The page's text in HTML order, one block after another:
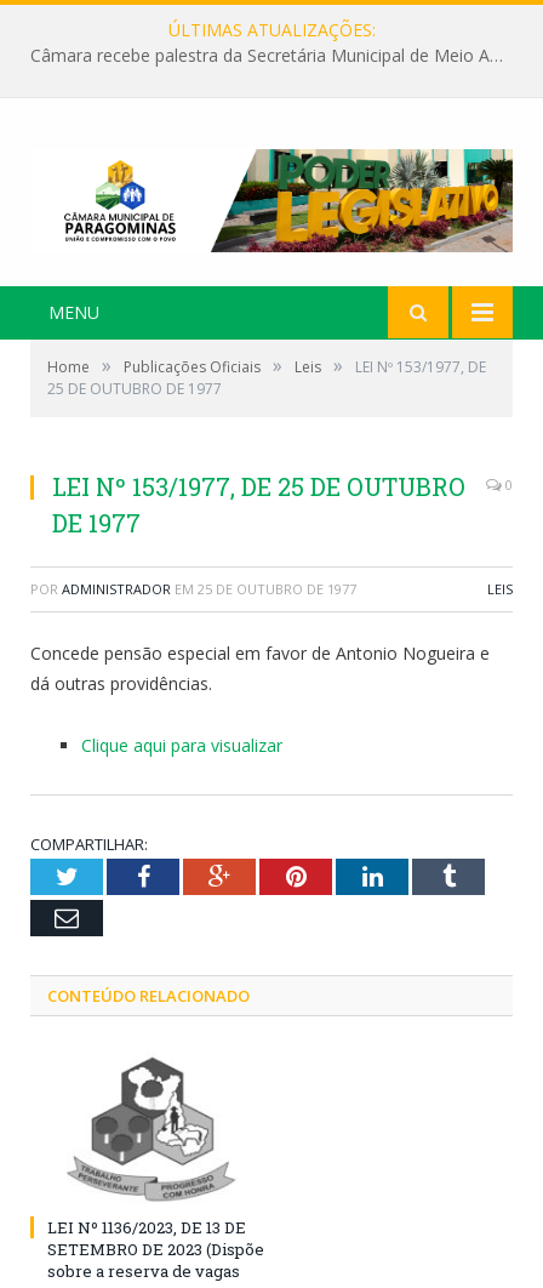
ÚLTIMAS ATUALIZAÇÕES:
Câmara recebe palestra da Secretária Municipal de Meio Ambiente sobre as ações da “SEMANA DO MEIO AMBIENTE”
MENU
Home » Publicações Oficiais » Leis »
LEI Nº 153/1977, DE
25 DE OUTUBRO DE 1977
LEI Nº 153/1977, DE 25 DE OUTUBRO
DE 1977
0
POR ADMINISTRADOR EM 25 DE OUTUBRO DE 1977 LEIS
Concede pensão especial em favor de Antonio Nogueira e
dá outras providências.
Clique aqui para visualizar
COMPARTILHAR:
TwitterFacebookGoogle+PinterestLinkedInTumblr
Email
CONTEÚDO RELACIONADO
LEI Nº 1136/2023, DE 13 DE
SETEMBRO DE 2023 (Dispõe
sobre a reserva de vagas